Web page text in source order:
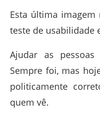
Esta última imagem
teste de usabilidade
Ajudar as
Sempre foi, mas
politicamente
quem vê.